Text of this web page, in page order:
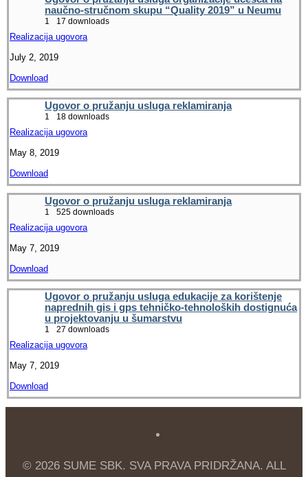
naučno-stručnom skupu “Quality 2019” u Neumu
1 17 downloads
Realizacija ugovora
July 2, 2019
Download
Ugovor o pružanju usluga reklamiranja
1 18 downloads
Realizacija ugovora
May 8, 2019
Download
Ugovor o pružanju usluga reklamiranja
1 525 downloads
Realizacija ugovora
May 7, 2019
Download
Ugovor o pružanju usluga edukacije za korištenje
naprednih gis i gps tehničko-tehnoloških dostignuća
u projektovanju u šumarstvu
1 27 downloads
Realizacija ugovora
May 7, 2019
Download
© 2026 SUME SBK. SVA PRAVA PRIDRŽANA. ALL